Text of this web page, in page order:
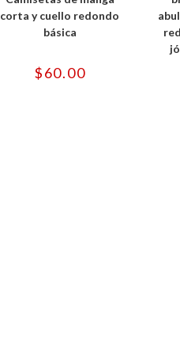
variantes.
opciones
elegir
en
corta y cuello redondo
básica
$60.00